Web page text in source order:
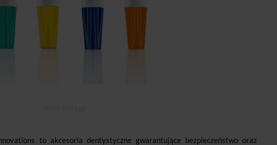
to akcesoria dentystyczne gwarantujące bezpieczeństwo oraz